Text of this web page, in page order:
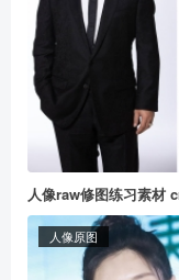
人像raw修图练习素材
人像原图